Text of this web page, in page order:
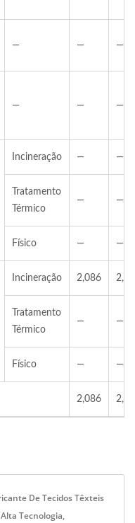
— — —
— — —
Incineração — —
Tratamento
Térmico
— —
Físico — —
Incineração 2,086
Tratamento
Térmico
— —
Físico — —
2,086
De Tecidos Têxteis
Tecnologia,